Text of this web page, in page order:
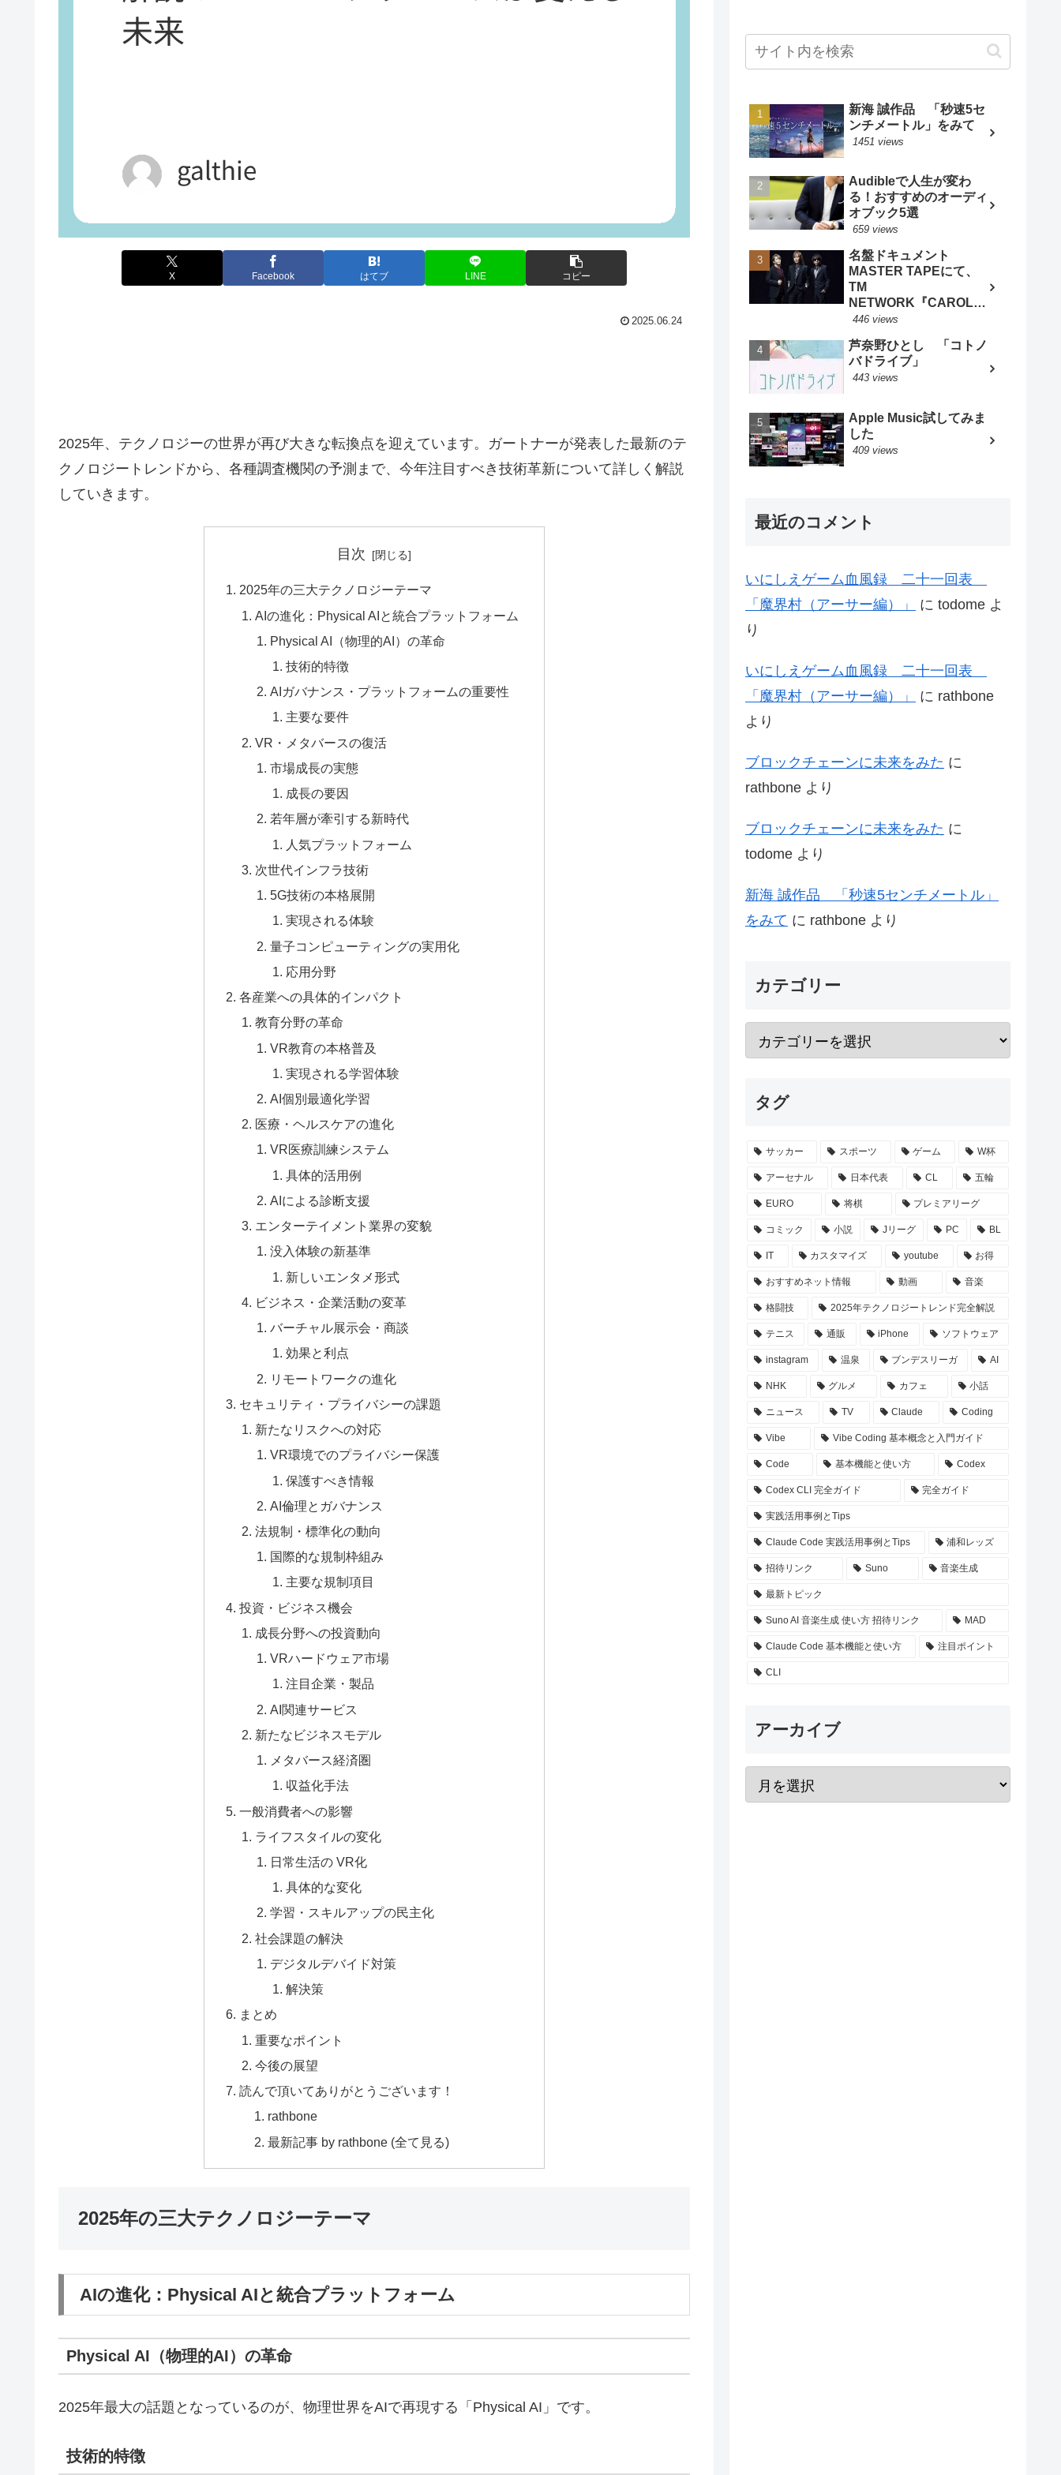
X Facebook はてブ LINE コピー
2025.06.24
2025年、テクノロジーの世界が再び大きな転換点を迎えています。ガートナーが発表した最新のテ
クノロジートレンドから、各種調査機関の予測まで、今年注目すべき技術革新について詳しく解説
していきます。
目次
2025年の三大テクノロジーテーマ
AIの進化：Physical AIと統合プラットフォーム
Physical AI（物理的AI）の革命
技術的特徴
AIガバナンス・プラットフォームの重要性
主要な要件
VR・メタバースの復活
市場成長の実態
成長の要因
若年層が牽引する新時代
人気プラットフォーム
次世代インフラ技術
5G技術の本格展開
実現される体験
量子コンピューティングの実用化
応用分野
各産業への具体的インパクト
教育分野の革命
VR教育の本格普及
実現される学習体験
AI個別最適化学習
医療・ヘルスケアの進化
VR医療訓練システム
具体的活用例
AIによる診断支援
エンターテイメント業界の変貌
没入体験の新基準
新しいエンタメ形式
ビジネス・企業活動の変革
バーチャル展示会・商談
効果と利点
リモートワークの進化
セキュリティ・プライバシーの課題
新たなリスクへの対応
VR環境でのプライバシー保護
保護すべき情報
AI倫理とガバナンス
法規制・標準化の動向
国際的な規制枠組み
主要な規制項目
投資・ビジネス機会
成長分野への投資動向
VRハードウェア市場
注目企業・製品
AI関連サービス
新たなビジネスモデル
メタバース経済圏
収益化手法
一般消費者への影響
ライフスタイルの変化
日常生活の VR化
具体的な変化
学習・スキルアップの民主化
社会課題の解決
デジタルデバイド対策
解決策
まとめ
重要なポイント
今後の展望
読んで頂いてありがとうございます！
rathbone
最新記事 by rathbone (全て見る)
2025年の三大テクノロジーテーマ
AIの進化：Physical AIと統合プラットフォーム
Physical AI（物理的AI）の革命
2025年最大の話題となっているのが、物理世界をAIで再現する「Physical AI」です。
技術的特徴
新海 誠作品 「秒速5セ
ンチメートル」をみて
1451 views
Audibleで人生が変わ
る！おすすめのオーディ
オブック5選
659 views
名盤ドキュメント
MASTER TAPEにて、
TM
NETWORK『CAROL』
特集 - BARKS音楽ニュ
446 views
芦奈野ひとし 「コトノ
バドライブ」
443 views
Apple Music試してみま
した
409 views
最近のコメント
いにしえゲーム血風録 二十一回表
「魔界村（アーサー編）」
に todome よ
り
いにしえゲーム血風録 二十一回表
「魔界村（アーサー編）」
に rathbone
より
ブロックチェーンに未来をみた に
rathbone より
ブロックチェーンに未来をみた に
todome より
新海 誠作品 「秒速5センチメートル」
をみて に rathbone より
カテゴリー
タグ
サッカー スポーツ ゲーム W杯
アーセナル 日本代表 CL 五輪
EURO 将棋 プレミアリーグ
コミック 小説 Jリーグ PC BL
IT カスタマイズ youtube お得
おすすめネット情報 動画 音楽
格闘技 2025年テクノロジートレンド完全解説
テニス 通販 iPhone ソフトウェア
instagram 温泉 ブンデスリーガ AI
NHK グルメ カフェ 小話
ニュース TV Claude Coding
Vibe Vibe Coding 基本概念と入門ガイド
Code 基本機能と使い方 Codex
Codex CLI 完全ガイド 完全ガイド
実践活用事例とTips
Claude Code 実践活用事例とTips 浦和レッズ
招待リンク Suno 音楽生成
最新トピック
Suno AI 音楽生成 使い方 招待リンク MAD
Claude Code 基本機能と使い方 注目ポイント
CLI
アーカイブ